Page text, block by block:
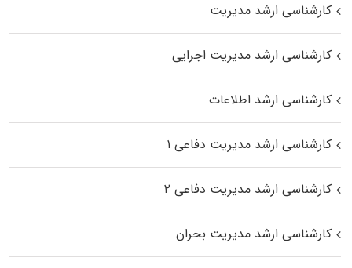
کارشناسی ارشد مدیریت
کارشناسی ارشد مدیریت اجرایی
کارشناسی ارشد اطلاعات
کارشناسی ارشد مدیریت دفاعی ۱
کارشناسی ارشد مدیریت دفاعی ۲
کارشناسی ارشد مدیریت بحران